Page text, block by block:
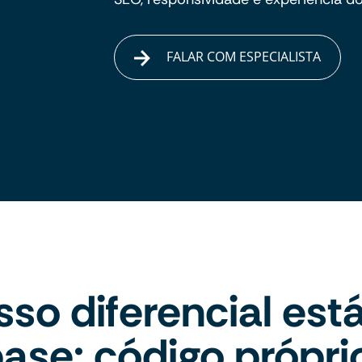
FALAR COM ESPECIALISTA
diferencial